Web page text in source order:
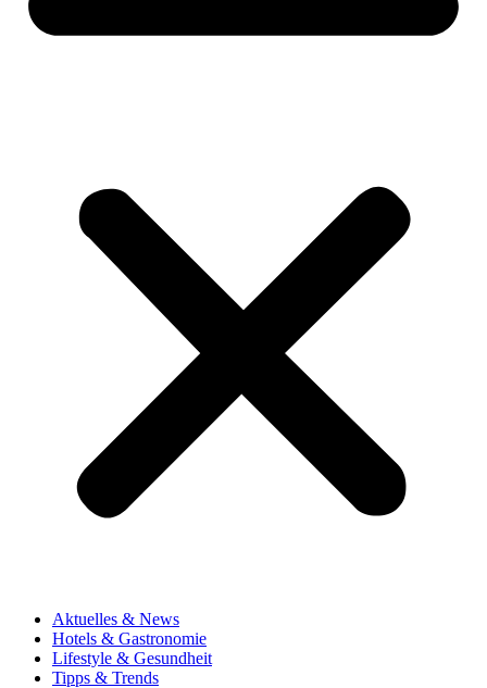
Aktuelles & News
Hotels & Gastronomie
Lifestyle & Gesundheit
Tipps & Trends